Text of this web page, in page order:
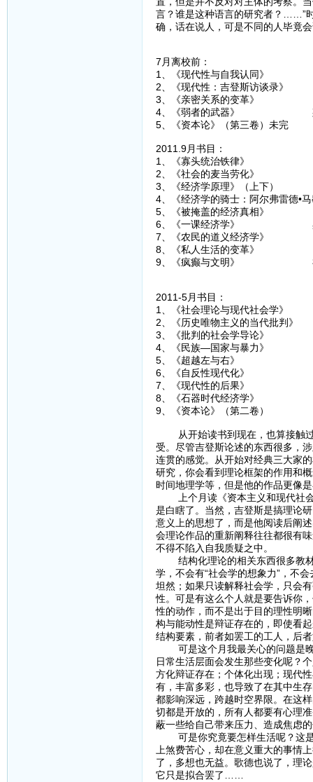
言？谁是这种语言的研究者？……”
确，话在说人，可是不同的人毕竟
7月离校前：
1、《现代性与自我认同》
2、《现代性：吉登斯访谈录
3、《亲密关系的变革》
4、《弱者的武器》 斯
5、《资本论》（第三卷）未
2011.9月书目：
1、《寡头统治铁律》
2、《社会的麦当劳化》
3、《经济学原理》（上下
4、《经济学的骑士：阿尔弗雷德
5、《被掩盖的经济真相》
6、《一课经济学》 黑
7、《农民的道义经济学》
8、《私人生活的变革》
9、《疯癫与文明》
2011-5月书目：
1、《社会理论与现代社会
2、《历史唯物主义的当代
3、《批判的社会学导论
4、《民族—国家与暴力
5、《超越左与右》
6、《自反性现代化》
7、《现代性的后果》
8、《石器时代经济学
9、《资本论》（第二
从开始读书到现在，也算接触过
受。尽管吉登斯论述的东西很多，
连贯的感觉。从开始对经典三大家
研究，你会看到理论框架的作用和
时间地理学等，但是他的作品更像
上个月读《资本主义和现代社会
是白瞎了。当然，吉登斯是搞理论
意义上的思想了，而是他阅读后阐
会理论作品的重新阐释往往都很有
不得不陷入自我质疑之中。
结构化理论的相关东西很多教材
学，不会有“社会学的想象力”，不
坦然；如果只读解释社会学，只会
性。可是有这么个人就是要告诉你
性的动作，而不是出于目的理性明
构与能动性是辩证存在的，即使看
结构要素，前者如罢工的工人，后
可是这个月我最关心的问题是晚
日常生活层面会发生那些变化呢？
方化辩证存在；个体化出现；现代
有，丰富多彩，也导致了在其中生
都影响深远，跨越时空界限。在这
切都是开放的，所有人都要有心理
蔽一些给自己带来压力、造成焦虑
可是你究竟要怎样生活呢？这是
上煞费苦心，却在意义重大的事情
了，多想也无益。歌德也说了，理
它只是拟合罢了……